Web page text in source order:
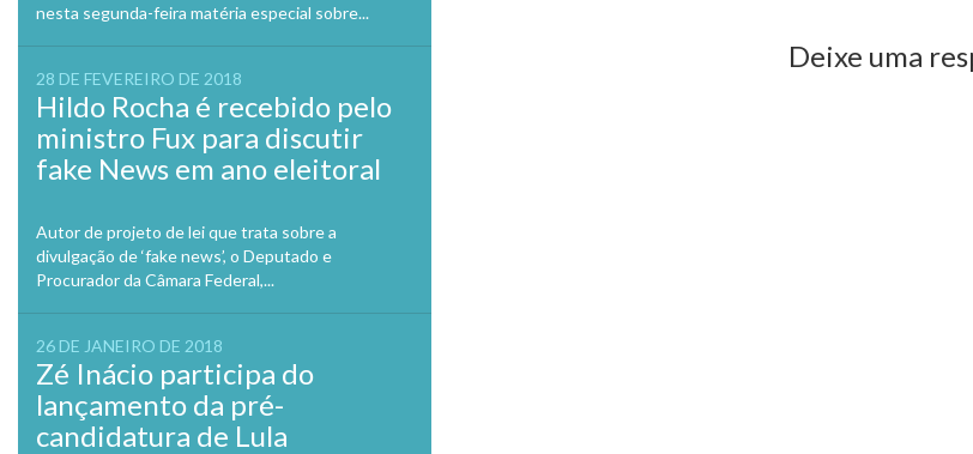
nesta segunda-feira matéria especial sobre...
28 DE FEVEREIRO DE 2018
Hildo Rocha é recebido pelo
ministro Fux para discutir
fake News em ano eleitoral
Autor de projeto de lei que trata sobre a
divulgação de ‘fake news’, o Deputado e
Procurador da Câmara Federal,...
26 DE JANEIRO DE 2018
Zé Inácio participa do
lançamento da pré-
candidatura de Lula
Deixe uma